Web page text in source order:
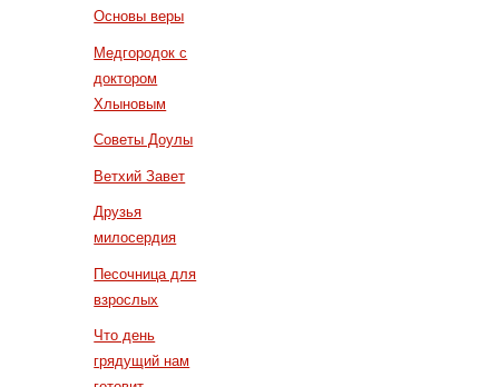
Основы веры
Медгородок с
доктором
Хлыновым
Советы Доулы
Ветхий Завет
Друзья
милосердия
Песочница для
взрослых
Что день
грядущий нам